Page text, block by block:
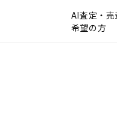
AI査定・売
希望の方